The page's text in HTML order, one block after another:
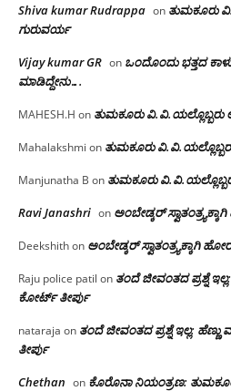
Shiva kumar Rudrappa on ತುಮಕೂರು‌
ಗುರುವರ್ಯ
Vijay kumar GR on ಒಂದೊಂದು ಭತ್ತದ
ಮಾಡಿದ್ದೇನು….
MAHESH.H on ತುಮಕೂರು‌
Mahalakshmi on ತುಮಕೂರು‌
Manjunatha B on ತುಮಕೂರು‌
Ravi Janashri on ಅಂಬೇಡ್ಕರ್
Deekshithon ಅಂಬೇಡ್ಕರ್ ಸ್ವಾತಂತ್ರ್ಯಕ್ಕಾಗಿ
Raju police patil on ತಂದೆ ಜೀವಂತದ ಪ್ರಶ್ನೆ
ಕೋರ್ಟ್ ತೀರ್ಪು
nataraja on ತಂದೆ ಜೀವಂತದ ಪ್ರಶ್ನೆ ಇಲ್ಲ:
ತೀರ್ಪು
Chethan on ಕೊರೊನಾ ನಿಯಂತ್ರಣ: